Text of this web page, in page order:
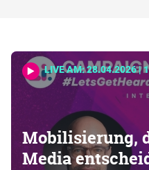
LIVE AM: 28.04.2026 |
Mobilisierung,
Media